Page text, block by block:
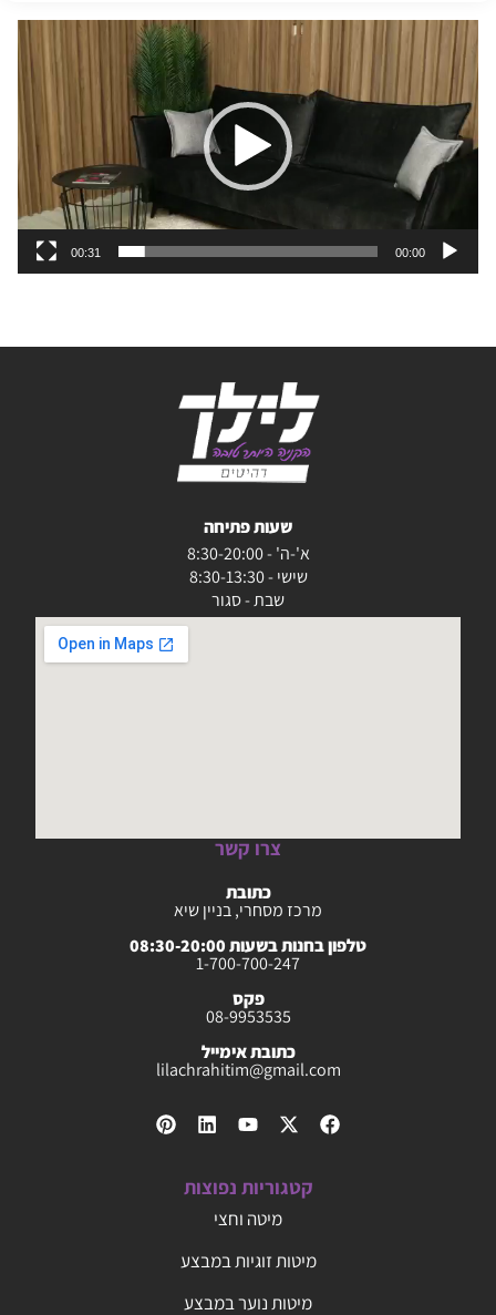
נגן
וידאו
00:00
00:31
שעות פתיחה
א'-ה' - 8:30-20:00
שישי - 8:30-13:30
שבת - סגור
צרו קשר
כתובת
מרכז מסחרי, בניין שיא
טלפון בחנות בשעות 08:30-20:00
1-700-700-247
פקס
08-9953535
כתובת אימייל
lilachrahitim@gmail.com
קטגוריות נפוצות
מיטה וחצי
מיטות זוגיות במבצע
מיטות נוער במבצע